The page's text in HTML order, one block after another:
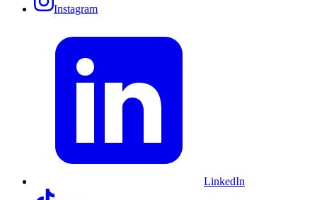
Instagram
LinkedIn